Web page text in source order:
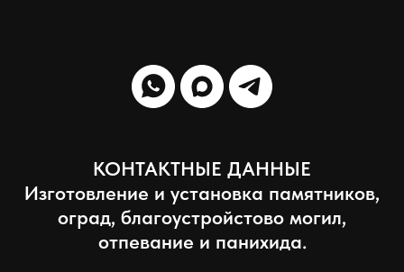
КОНТАКТНЫЕ ДАННЫЕ
Изготовление и установка памятников,
оград, благоустройстово могил,
отпевание и панихида.